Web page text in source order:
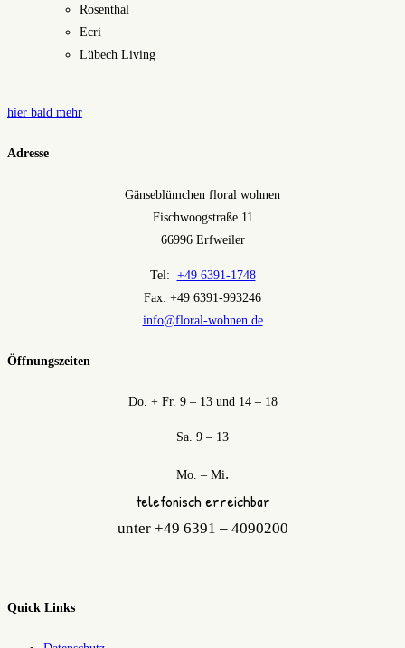
Rosenthal
Ecri
Lübech Living
hier bald mehr
Adresse
Gänseblümchen floral wohnen
Fischwoogstraße 11
66996 Erfweiler
Tel: +49 6391-1748
Fax: +49 6391-993246
info@floral-wohnen.de
Öffnungszeiten
Do. + Fr. 9 – 13 und 14 – 18
Sa. 9 – 13
Mo. – Mi.
telefonisch erreichbar
unter +49 6391 – 4090200
Quick Links